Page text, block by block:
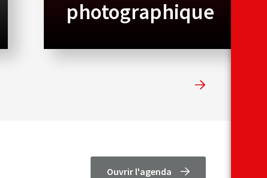
photographique
Ouvrir l'agenda